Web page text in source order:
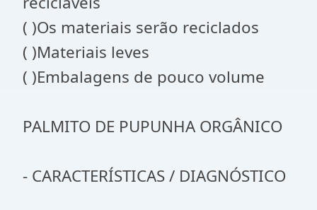
( )Os materiais serão reciclados
( )Materiais leves
( )Embalagens de pouco volume
PALMITO DE PUPUNHA ORGÂNICO
- CARACTERÍSTICAS / DIAGNÓSTICO